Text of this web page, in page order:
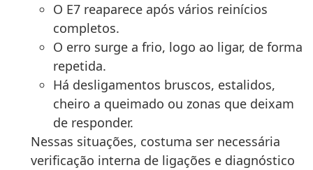
O E7 reaparece após vários reinícios
completos.
O erro surge a frio, logo ao ligar, de forma
repetida.
Há desligamentos bruscos, estalidos,
cheiro a queimado ou zonas que deixam
de responder.
Nessas situações, costuma ser necessária
verificação interna de ligações e diagnóstico